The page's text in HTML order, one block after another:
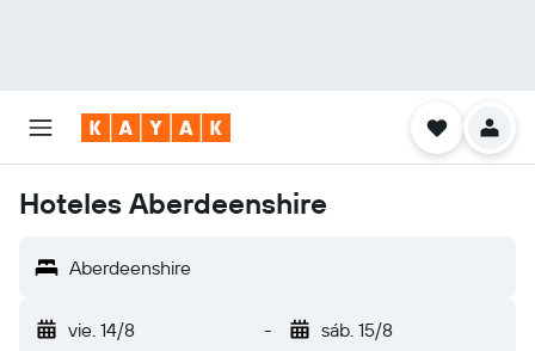
Hoteles Aberdeenshire
Aberdeenshire
vie. 14/8 - sáb. 15/8